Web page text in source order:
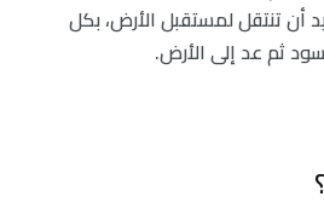
أن تنتقل لمستقبل الأرض، بكل
ثم عد إلى الأرض.